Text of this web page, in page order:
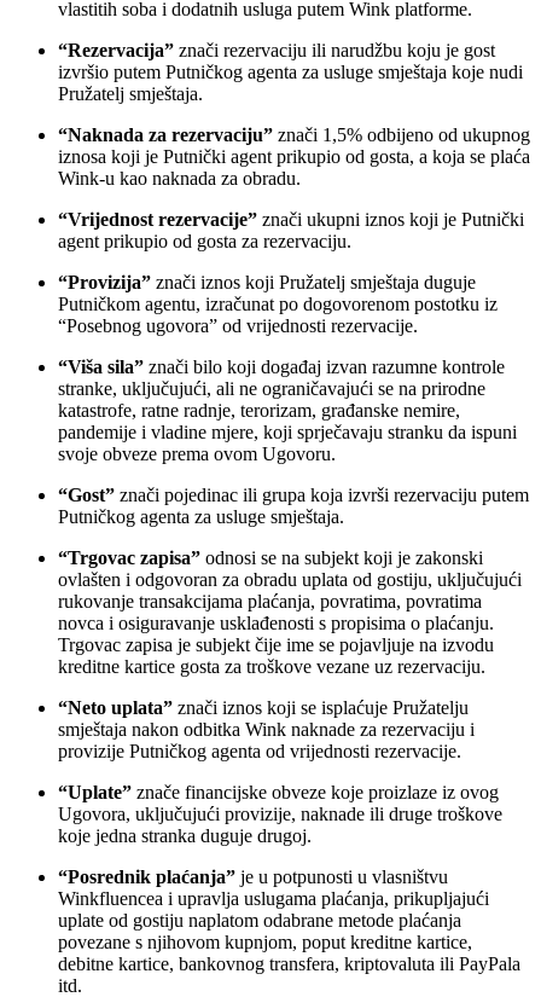
vlastitih soba i dodatnih usluga putem Wink platforme.
“Rezervacija” znači rezervaciju ili narudžbu koju je gost
izvršio putem Putničkog agenta za usluge smještaja koje nudi
Pružatelj smještaja.
“Naknada za rezervaciju” znači 1,5% odbijeno od ukupnog
iznosa koji je Putnički agent prikupio od gosta, a koja se plaća
Wink-u kao naknada za obradu.
“Vrijednost rezervacije” znači ukupni iznos koji je Putnički
agent prikupio od gosta za rezervaciju.
“Provizija” znači iznos koji Pružatelj smještaja duguje
Putničkom agentu, izračunat po dogovorenom postotku iz
“Posebnog ugovora” od vrijednosti rezervacije.
“Viša sila” znači bilo koji događaj izvan razumne kontrole
stranke, uključujući, ali ne ograničavajući se na prirodne
katastrofe, ratne radnje, terorizam, građanske nemire,
pandemije i vladine mjere, koji sprječavaju stranku da ispuni
svoje obveze prema ovom Ugovoru.
“Gost” znači pojedinac ili grupa koja izvrši rezervaciju putem
Putničkog agenta za usluge smještaja.
“Trgovac zapisa” odnosi se na subjekt koji je zakonski
ovlašten i odgovoran za obradu uplata od gostiju, uključujući
rukovanje transakcijama plaćanja, povratima, povratima
novca i osiguravanje usklađenosti s propisima o plaćanju.
Trgovac zapisa je subjekt čije ime se pojavljuje na izvodu
kreditne kartice gosta za troškove vezane uz rezervaciju.
“Neto uplata” znači iznos koji se isplaćuje Pružatelju
smještaja nakon odbitka Wink naknade za rezervaciju i
provizije Putničkog agenta od vrijednosti rezervacije.
“Uplate” znače financijske obveze koje proizlaze iz ovog
Ugovora, uključujući provizije, naknade ili druge troškove
koje jedna stranka duguje drugoj.
“Posrednik plaćanja” je u potpunosti u vlasništvu
Winkfluencea i upravlja uslugama plaćanja, prikupljajući
uplate od gostiju naplatom odabrane metode plaćanja
povezane s njihovom kupnjom, poput kreditne kartice,
debitne kartice, bankovnog transfera, kriptovaluta ili PayPala
itd.